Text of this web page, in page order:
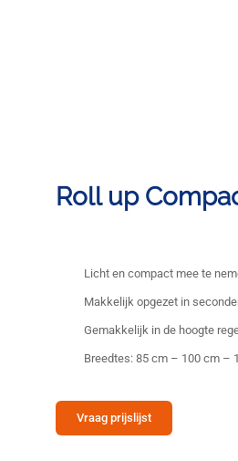
Roll up
Licht en compact mee te
Makkelijk opgezet in
Gemakkelijk in de hoogte
Breedtes: 85 cm – 100 cm –
Vraag prijslijst